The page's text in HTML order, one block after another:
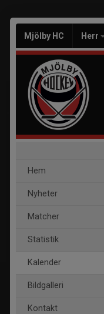
Mjölby HC Herr
Hem
Nyheter
Matcher
Statistik
Kalender
Bildgalleri
Kontakt